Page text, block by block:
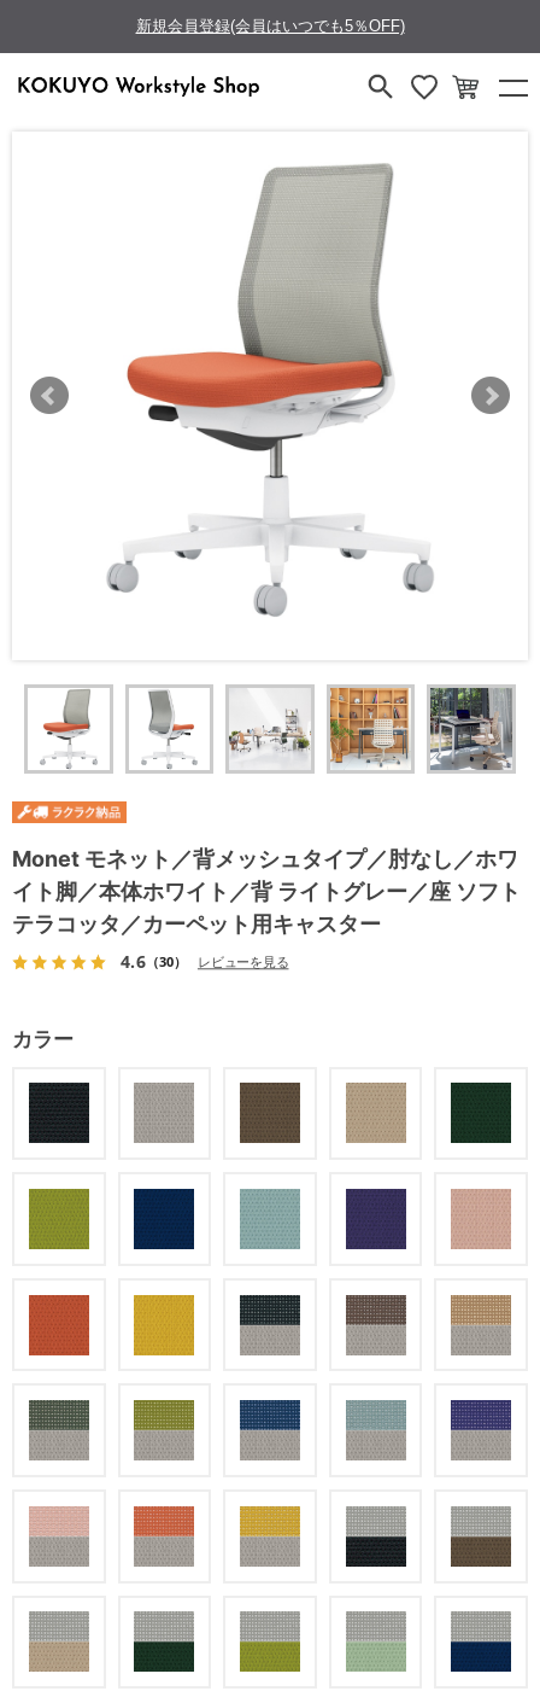
新規会員登録(会員はいつでも5％OFF)
Monet モネット／背メッシュタイプ／肘なし／ホワ
イト脚／本体ホワイト／背 ライトグレー／座 ソフト
テラコッタ／カーペット用キャスター
4.6（30） レビューを見る
カラー